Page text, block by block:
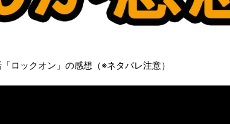
ロックオン」の感想（※ネタバレ注意）